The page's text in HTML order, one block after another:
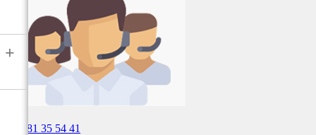
+
batterie
03 81 35 54 41